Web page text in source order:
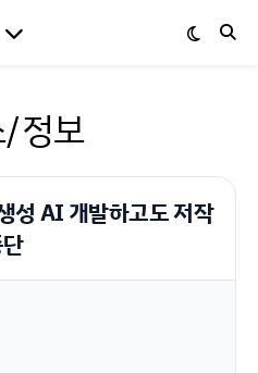
정보
성 AI 개발하고도 저작